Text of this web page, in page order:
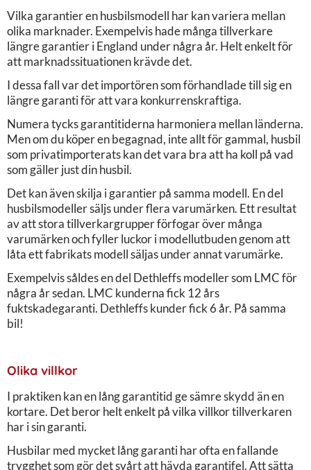
Vilka garantier en husbilsmodell har kan variera mellan
olika marknader. Exempelvis hade många tillverkare
längre garantier i England under några år. Helt enkelt för
att marknadssituationen krävde det.
I dessa fall var det importören som förhandlade till sig en
längre garanti för att vara konkurrenskraftiga.
Numera tycks garantitiderna harmoniera mellan länderna.
Men om du köper en begagnad, inte allt för gammal, husbil
som privatimporterats kan det vara bra att ha koll på vad
som gäller just din husbil.
Det kan även skilja i garantier på samma modell. En del
husbilsmodeller säljs under flera varumärken. Ett resultat
av att stora tillverkargrupper förfogar över många
varumärken och fyller luckor i modellutbuden genom att
låta ett fabrikats modell säljas under annat varumärke.
Exempelvis såldes en del Dethleffs modeller som LMC för
några år sedan. LMC kunderna fick 12 års
fuktskadegaranti. Dethleffs kunder fick 6 år. På samma
bil!
Olika villkor
I praktiken kan en lång garantitid ge sämre skydd än en
kortare. Det beror helt enkelt på vilka villkor tillverkaren
har i sin garanti.
Husbilar med mycket lång garanti har ofta en fallande
trygghet som gör det svårt att hävda garantifel. Att sätta